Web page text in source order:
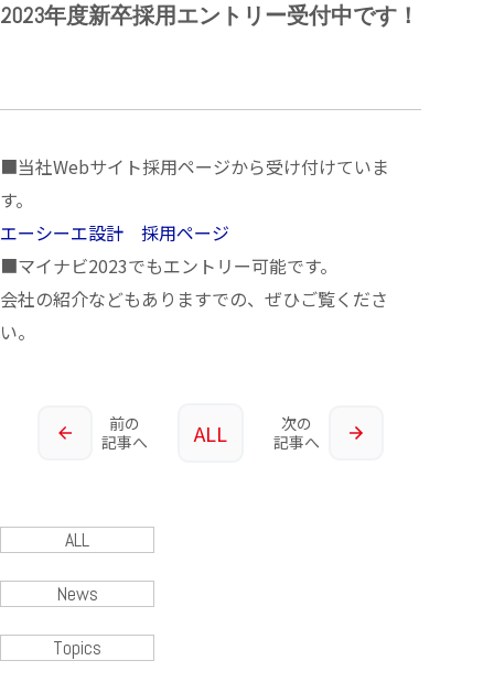
2023年度新卒採用エントリー受付中です！
■当社Webサイト採用ページから受け付けていま
す。
エーシーエ設計 採用ページ
■マイナビ2023でもエントリー可能です。
会社の紹介などもありますでの、ぜひご覧くださ
い。
前の
記事へ
ALL
次の
記事へ
ALL
News
Topics